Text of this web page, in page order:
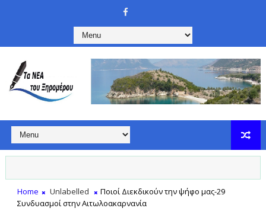
Home Unlabelled
Ποιοί Διεκδικούν την ψήφο μας-29
Συνδυασμοί στην Αιτωλοακαρνανία